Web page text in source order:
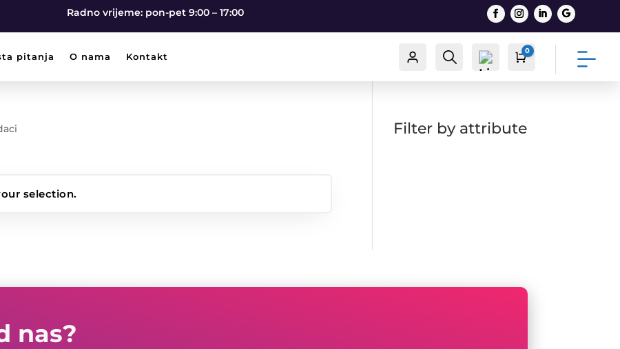
Radno vrijeme: pon-pet 9:00 – 17:00
pitanja O nama Kontakt Račun Traži Cart
0
€
selection.
Filter by attribute
nas?